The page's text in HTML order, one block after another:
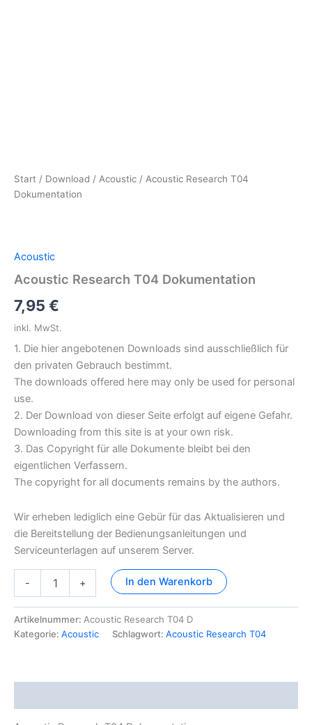
Start / Download / Acoustic / Acoustic Research T04
Dokumentation
Acoustic
Acoustic Research T04 Dokumentation
7,95 €
inkl. MwSt.
1. Die hier angebotenen Downloads sind ausschließlich für
den privaten Gebrauch bestimmt.
The downloads offered here may only be used for personal
use.
2. Der Download von dieser Seite erfolgt auf eigene Gefahr.
Downloading from this site is at your own risk.
3. Das Copyright für alle Dokumente bleibt bei den
eigentlichen Verfassern.
The copyright for all documents remains by the authors.
Wir erheben lediglich eine Gebür für das Aktualisieren und
die Bereitstellung der Bedienungsanleitungen und
Serviceunterlagen auf unserem Server.
-
Research
Dokumentation
Menge
+ In den Warenkorb
Artikelnummer: Acoustic Research T04 D
Kategorie: Acoustic Schlagwort: Acoustic Research T04